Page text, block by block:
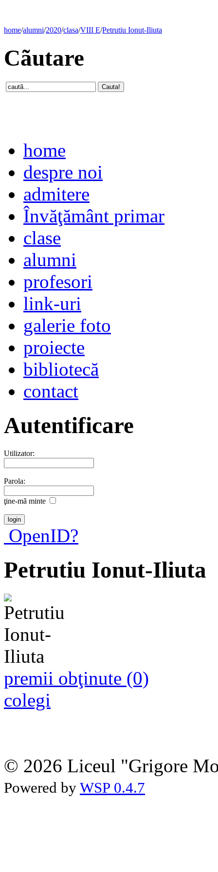
home/alumni/2020/clasa/VIII E/Petrutiu Ionut-Iliuta
Cãutare
home
despre noi
admitere
Învăţământ primar
clase
alumni
profesori
link-uri
galerie foto
proiecte
bibliotecă
contact
Autentificare
Utilizator:
Parola:
ţine-mã minte
OpenID?
Petrutiu Ionut-Iliuta
premii obţinute (0)
colegi
© 2026 Liceul "Grigore
Powered by WSP 0.4.7